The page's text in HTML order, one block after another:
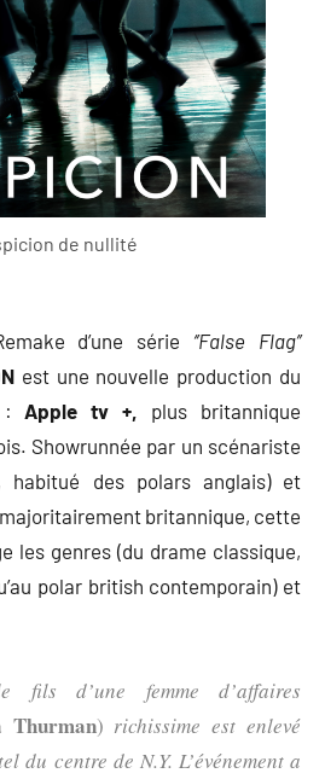
de nullité
d’une série ‘’False Flag’’
est une nouvelle production du
: Apple tv +,
plus britannique
Showrunnée par un scénariste
habitué des polars anglais) et
britannique, cette
les genres (du drame classique,
polar british contemporain) et
d’une femme d’affaires
Thurman) richissime est enlevé
du centre de N.Y. L’événement a